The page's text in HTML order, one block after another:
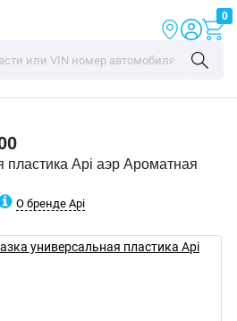
0
пластика Api аэр Ароматная
О бренде Api